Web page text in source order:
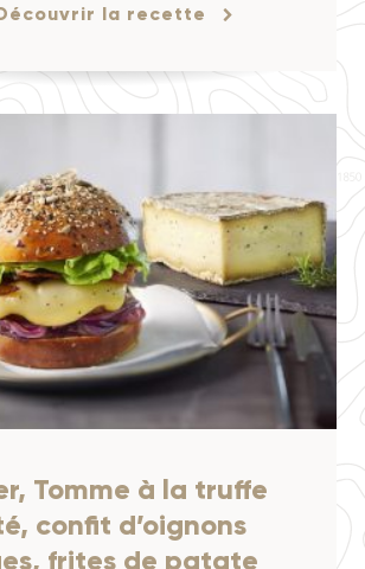
la recette
Tomme à la truffe
confit d’oignons
frites de patate